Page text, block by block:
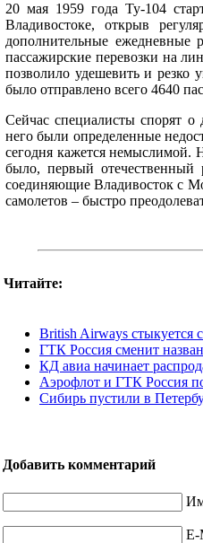
20 мая 1959 года Ty-104
Владивостоке, открыв
дополнительные
пассажирские перевозки на
позволило удешевить и резко
было отправлено всего 4640
Сейчас специалисты спорят
него были определенные
сегодня кажется немыслимой.
было, первый
соединяющие Владивосток с
самолетов – быстро
Читайте:
British Airways стыкуется
ГТК Россия сменит
КД авиа начинает
Аэрофлот и ГТК Россия
Сибирь пустили в
Добавить комментарий
E-